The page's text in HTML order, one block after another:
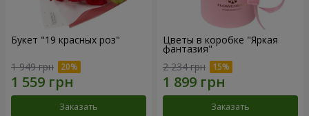
Букет "19 красных роз"
1 949 грн
Заказать
Цветы в коробке "Яркая
фантазия"
2 234 грн
Заказать